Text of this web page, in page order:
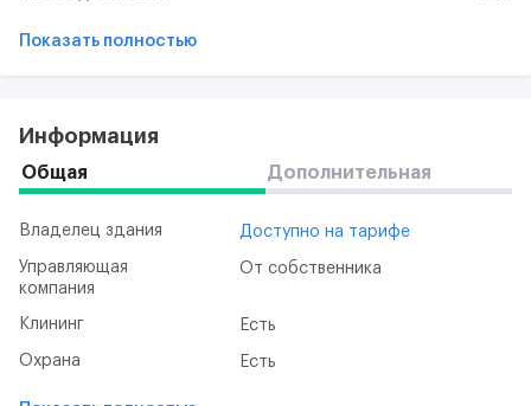
Показать полностью
Информация
Общая Дополнительная
Владелец здания Доступно на тарифе
Управляющая
компания
От собственника
Клининг Есть
Охрана Есть